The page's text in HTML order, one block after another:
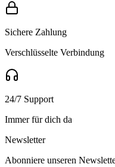
Sichere Zahlung
Verschlüsselte Verbindung
24/7 Support
Immer für dich da
Newsletter
Abonniere unseren